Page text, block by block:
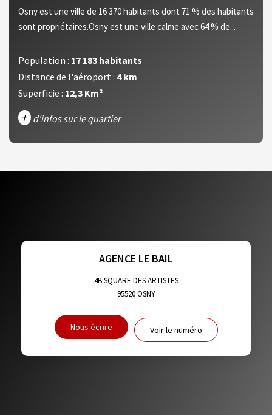
Osny est une ville de 16 370 habitants dont 71 % des habitants
sont propriétaires.Osny est une ville calme avec 64 % de...
Population : 17 183 habitants
Distance de l'aéroport : 4 km
Superficie : 12,3 Km²
+ d'infos sur le quartier
DISTANCE DE L'AÉROPORT : SUPERFICIE :
RESTAURANTS ET CAFÉS COMMERCES
AGENCE LE BAIL
4B SQUARE DES ARTISTES
95520OSNY
Nous écrire Voir le numéro